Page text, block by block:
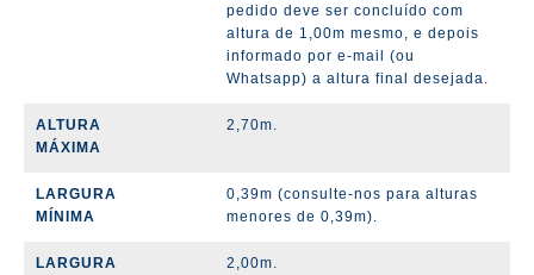
pedido deve ser concluído com
altura de 1,00m mesmo, e depois
informado por e-mail (ou
Whatsapp) a altura final desejada.
ALTURA
MÁXIMA
2,70m.
LARGURA
MÍNIMA
0,39m (consulte-nos para alturas
menores de 0,39m).
LARGURA
2,00m.